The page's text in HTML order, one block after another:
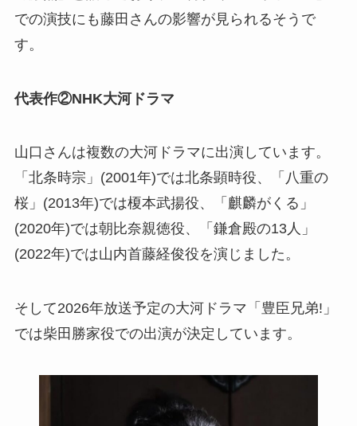
での演技にも藤田さんの影響が見られるそうで
す。
代表作②NHK大河ドラマ
山口さんは複数の大河ドラマに出演しています。
「北条時宗」(2001年)では北条顕時役、「八重の
桜」(2013年)では榎本武揚役、「麒麟がくる」
(2020年)では朝比奈親徳役、「鎌倉殿の13人」
(2022年)では山内首藤経俊役を演じました。
そして2026年放送予定の大河ドラマ「豊臣兄弟!」
では柴田勝家役での出演が決定しています。